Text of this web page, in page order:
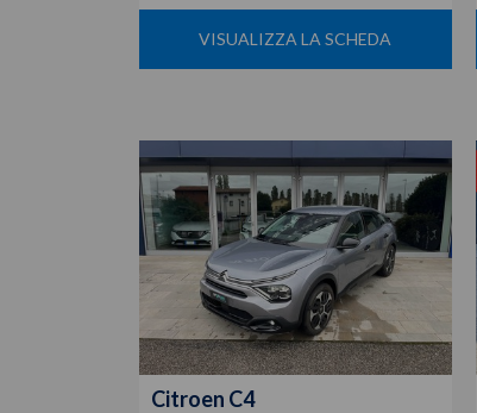
VISUALIZZA LA SCHEDA
Citroen C4